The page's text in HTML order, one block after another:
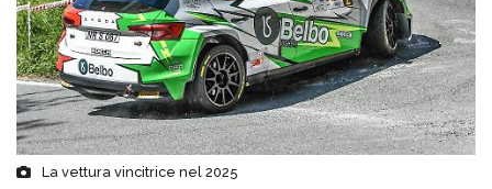
La vettura vincitrice nel 2025